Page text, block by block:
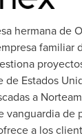
hermana de
familiar
de Estados
cadas a
vanguardia de
a los